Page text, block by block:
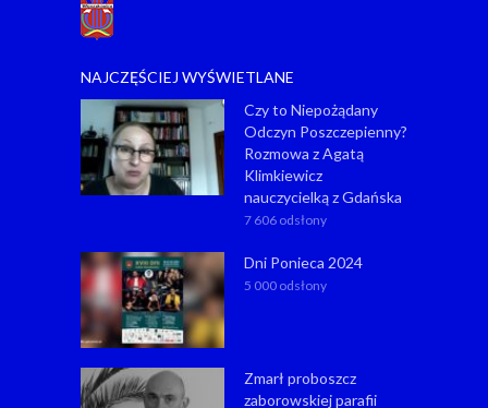
NAJCZĘŚCIEJ WYŚWIETLANE
Czy to Niepożądany
Odczyn Poszczepienny?
Rozmowa z Agatą
Klimkiewicz
nauczycielką z Gdańska
7 606 odsłony
Dni Ponieca 2024
5 000 odsłony
Zmarł proboszcz
zaborowskiej parafii